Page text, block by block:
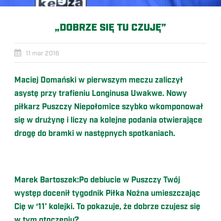
„DOBRZE SIĘ TU CZUJĘ”
11 mar 2016
Maciej Domański w pierwszym meczu zaliczył
asystę przy trafieniu Longinusa Uwakwe. Nowy
piłkarz Puszczy Niepołomice szybko wkomponował
się w drużynę i liczy na kolejne podania otwierające
drogę do bramki w następnych spotkaniach.
Marek Bartoszek:Po debiucie w Puszczy Twój
występ docenił tygodnik Piłka Nożna umieszczając
Cię w ‘11’ kolejki. To pokazuje, że dobrze czujesz się